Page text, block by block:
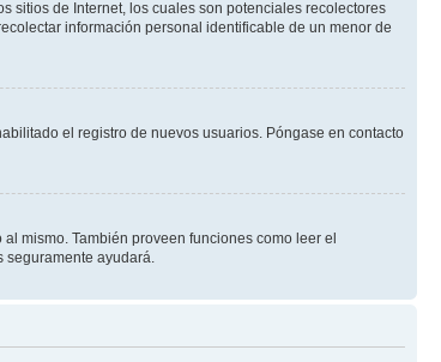
sitios de Internet, los cuales son potenciales recolectores
información personal identificable de un menor de
el registro de nuevos usuarios. Póngase en contacto
mismo. También proveen funciones como leer el
seguramente ayudará.